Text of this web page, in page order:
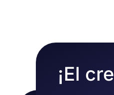
Por último,
¡El